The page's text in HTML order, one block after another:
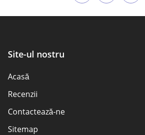
Site-ul nostru
Acasă
Recenzii
Contactează-ne
Sitemap